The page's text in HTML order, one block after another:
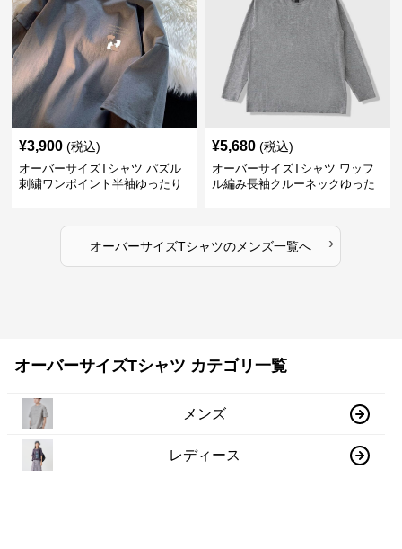
¥3,900 (税込)
オーバーサイズTシャツ パズル
刺繍ワンポイント半袖ゆったり
¥5,680 (税込)
オーバーサイズTシャツ ワッフ
ル編み長袖クルーネックゆった
オーバーサイズTシャツの メンズ一覧へ ›
オーバーサイズTシャツ カテゴリ一覧
メンズ
レディース